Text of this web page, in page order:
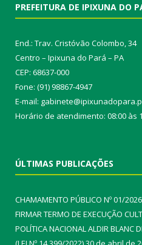
PREFEITURA DE IPIXUNA DO
End.: Trav. Cristóvão Colombo, 34
Centro – Ipixuna do Pará – PA
CEP: 68637-000
Fone: (91) 98867-4947
E-mail:
Horário de atendimento: 08:00 às
ÚLTIMAS PUBLICAÇÕES
CHAMAMENTO PÚBLICO Nº 01/
FIRMAR TERMO DE EXECUÇÃO
POLÍTICA NACIONAL ALDIR BLANC